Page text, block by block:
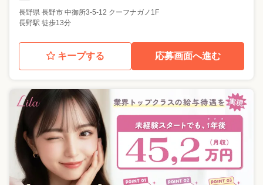
長野県 長野市 中御所3-5-12 クーフナガノ1F
長野駅 徒歩13分
キープする 応募画面へ進む